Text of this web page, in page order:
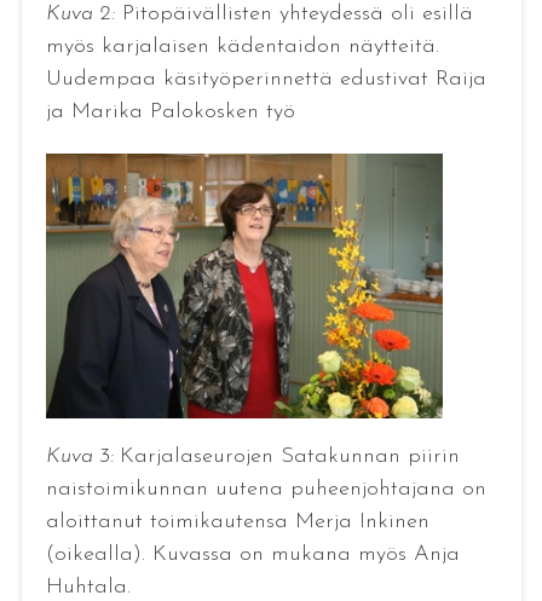
Kuva 2:Pitopäivällisten yhteydessä oli esillä
myös karjalaisen kädentaidon näytteitä.
Uudempaa käsityöperinnettä edustivat Raija
ja Marika Palokosken työ
Kuva 3: Karjalaseurojen Satakunnan piirin
naistoimikunnan uutena puheenjohtajana on
aloittanut toimikautensa Merja Inkinen
(oikealla). Kuvassa on mukana myös Anja
Huhtala.